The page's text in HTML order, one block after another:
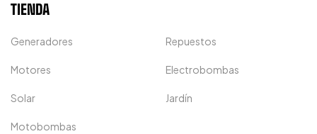
TIENDA
Generadores Repuestos
Motores Electrobombas
Solar Jardín
Motobombas